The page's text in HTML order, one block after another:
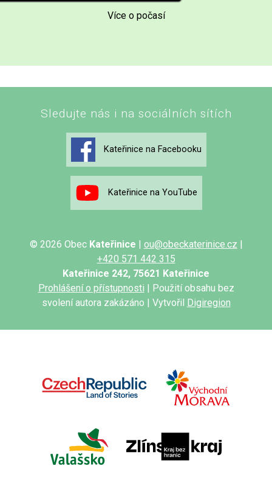
Více o počasí
Sledujte nás i na sociálních sítích
Kateřinice na Facebooku
Kateřinice na YouTube
© 2026 Obec Kateřinice | ou@obeckaterinice.cz |
+420 571 442 315
Kateřinice 242, 75621 Kateřinice
Prohlášení o přístupnosti | Použití obsahu bez
svolení autora zakázáno | Vytvořil Digiregion